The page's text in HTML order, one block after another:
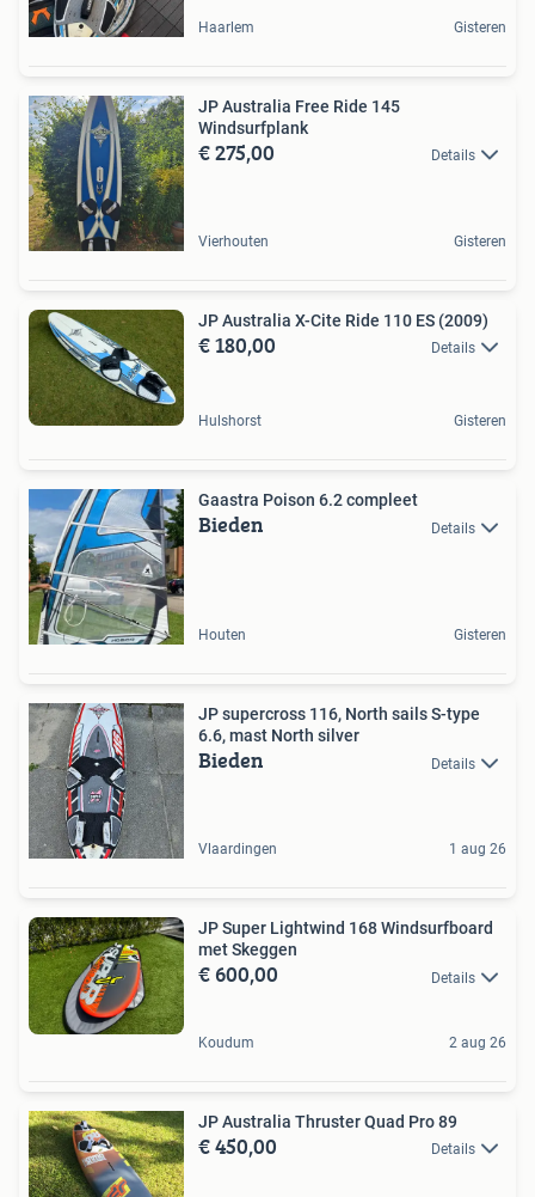
Haarlem Gisteren
JP Australia Free Ride 145
Windsurfplank
€ 275,00 Details
Vierhouten Gisteren
JP Australia X-Cite Ride 110 ES (2009)
€ 180,00 Details
Hulshorst Gisteren
Gaastra Poison 6.2 compleet
Bieden Details
Houten Gisteren
JP supercross 116, North sails S-type
6.6, mast North silver
Bieden Details
Vlaardingen 1 aug 26
JP Super Lightwind 168 Windsurfboard
met Skeggen
€ 600,00 Details
Koudum 2 aug 26
JP Australia Thruster Quad Pro 89
€ 450,00 Details